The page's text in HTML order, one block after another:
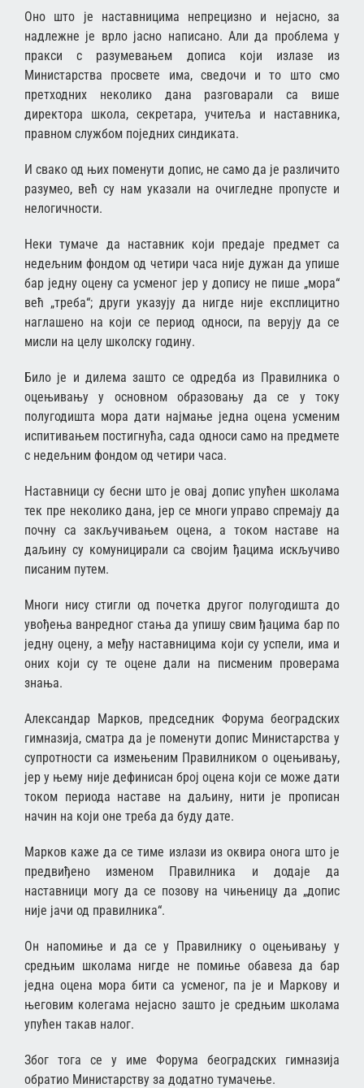
Оно што је наставницима непрецизно и нејасно, за
надлежне је врло јасно написано. Али да проблема у
пракси с разумевањем дописа који излазе из
Министарства просвете има, сведочи и то што смо
претходних неколико дана разговарали са више
директора школа, секретара, учитеља и наставника,
правном службом поједних синдиката.
И свако од њих поменути допис, не само да је различито
разумео, већ су нам указали на очигледне пропусте и
нелогичности.
Неки тумаче да наставник који предаје предмет са
недељним фондом од четири часа није дужан да упише
бар једну оцену са усменог јер у допису не пише „мора“
већ „треба“; други указују да нигде није експлицитно
наглашено на који се период односи, па верују да се
мисли на целу школску годину.
Било је и дилема зашто се одредба из Правилника о
оцењивању у основном образовању да се у току
полугодишта мора дати најмање једна оцена усменим
испитивањем постигнућа, сада односи само на предмете
с недељним фондом од четири часа.
Наставници су бесни што је овај допис упућен школама
тек пре неколико дана, јер се многи управо спремају да
почну са закључивањем оцена, а током наставе на
даљину су комуницирали са својим ђацима искључиво
писаним путем.
Многи нису стигли од почетка другог полугодишта до
увођења ванредног стања да упишу свим ђацима бар по
једну оцену, а међу наставницима који су успели, има и
оних који су те оцене дали на писменим проверама
знања.
Александар Марков, председник Форума београдских
гимназија, сматра да је поменути допис Министарства у
супротности са измењеним Правилником о оцењивању,
јер у њему није дефинисан број оцена који се може дати
током периода наставе на даљину, нити је прописан
начин на који оне треба да буду дате.
Марков каже да се тиме излази из оквира онога што је
предвиђено изменом Правилника и додаје да
наставници могу да се позову на чињеницу да „допис
није јачи од правилника“.
Он напомиње и да се у Правилнику о оцењивању у
средњим школама нигде не помиње обавеза да бар
једна оцена мора бити са усменог, па је и Маркову и
његовим колегама нејасно зашто је средњим школама
упућен такав налог.
Због тога се у име Форума београдских гимназија
обратио Министарству за додатно тумачење.